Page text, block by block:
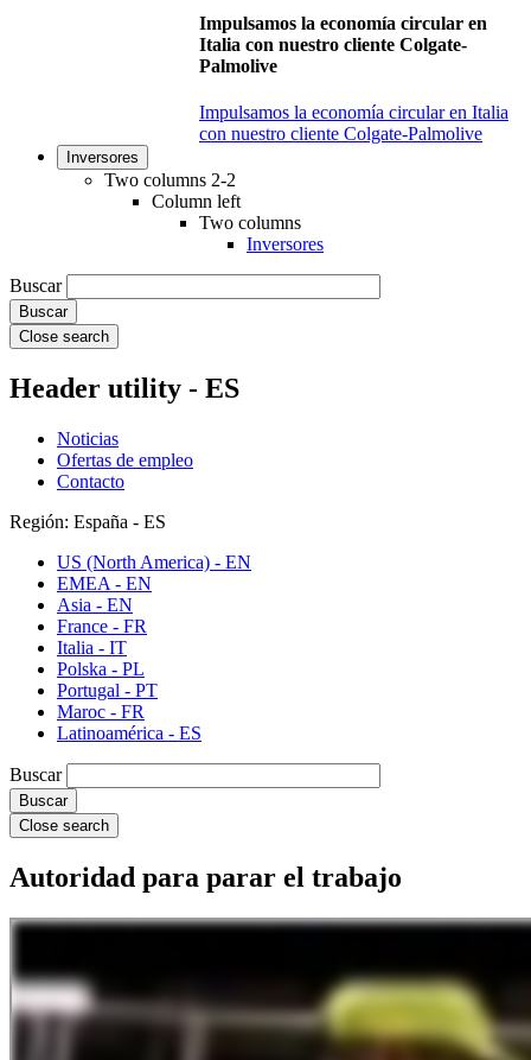
Impulsamos la economía circular en
Italia con nuestro cliente Colgate-
Palmolive
Impulsamos la economía circular en Italia
con nuestro cliente Colgate-Palmolive
Inversores
Two columns 2-2
Column left
Two columns
Inversores
Buscar
Close search
Header utility - ES
Noticias
Ofertas de empleo
Contacto
Región: España - ES
US (North America) - EN
EMEA - EN
Asia - EN
France - FR
Italia - IT
Polska - PL
Portugal - PT
Maroc - FR
Latinoamérica - ES
Buscar
Close search
Autoridad para parar el trabajo